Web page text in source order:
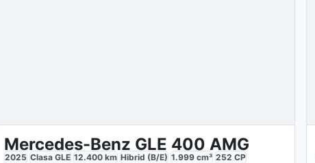
Mercedes-Benz GLE 400 AMG
2025 Clasa GLE 12.400 km Hibrid (B/E) 1.999 cm³ 252 CP